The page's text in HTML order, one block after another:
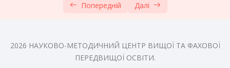
ДОШКІЛЬНОМУ ВІЦІ
Тести модуль 3 0/1
Попередній Далі
2026 НАУКОВО-МЕТОДИЧНИЙ ЦЕНТР ВИЩОЇ ТА ФАХОВОЇ
ПЕРЕДВИЩОЇ ОСВІТИ.